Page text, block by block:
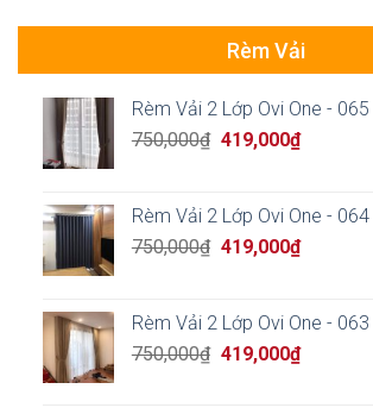
Rèm Vải
Rèm Vải 2 Lớp Ovi One - 065
750,000₫ Original
750,000₫.
419,000₫Current
419,000₫.
Rèm Vải 2 Lớp Ovi One - 064
750,000₫ Original
750,000₫.
419,000₫Current
419,000₫.
Rèm Vải 2 Lớp Ovi One - 063
750,000₫ Original
419,000₫Current